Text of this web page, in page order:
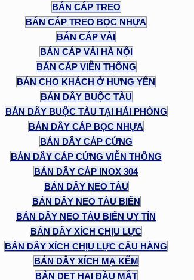
BÁN CÁP TREO
BÁN CÁP TREO BỌC NHỰA
BÁN CÁP VẢI
BÁN CÁP VẢI HÀ NỘI
BÁN CÁP VIỄN THÔNG
BÁN CHO KHÁCH Ở HƯNG YÊN
BÁN DÂY BUỘC TÀU
BÁN DÂY BUỘC TÀU TẠI HẢI PHÒNG
BÁN DÂY CÁP BỌC NHỰA
BÁN DÂY CÁP CỨNG
BÁN DÂY CÁP CỨNG VIỄN THÔNG
BÁN DÂY CÁP INOX 304
BÁN DÂY NEO TÀU
BÁN DÂY NEO TÀU BIỂN
BÁN DÂY NEO TÀU BIỂN UY TÍN
BÁN DÂY XÍCH CHỊU LỰC
BÁN DÂY XÍCH CHỊU LỰC CẨU HÀNG
BÁN DÂY XÍCH MẠ KẼM
BẢN DẸT HAI ĐẦU MẮT